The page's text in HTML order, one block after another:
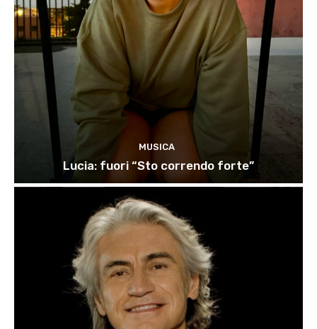
MUSICA
Lucia: fuori “Sto correndo forte”